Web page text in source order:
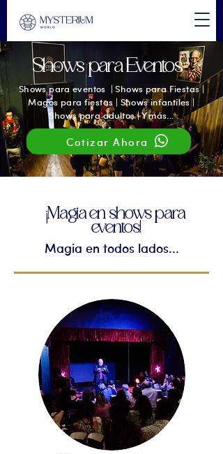
Shows para Eventos
Shows para eventos | Shows para Fiestas |
Magos para fiestas | Shows infantiles |
Shows para adultos | Y más...
Cotizar Ahora
¡Magia en shows para
eventos!
Magia en todos lados...